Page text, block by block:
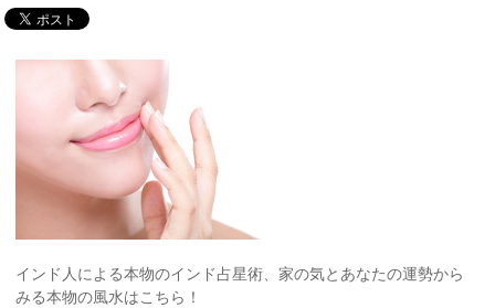
インド人による本物のインド占星術、家の気とあなたの運勢から
みる本物の風水はこちら！